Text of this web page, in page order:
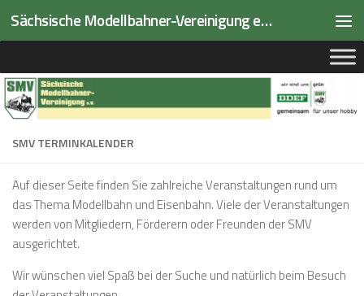
Zum Inhalt springen Sächsische Modellbahner-Vereinigung e.V.
SMV TERMINKALENDER
Auf dieser Seite finden Sie zahlreiche Veranstaltungen rund um
das Thema Modellbahn und Eisenbahn. Viele der Veranstaltungen
werden von Mitgliedern, Förderern oder Freunden der SMV
ausgerichtet.
Wir wünschen viel Spaß bei der Suche und natürlich beim Besuch